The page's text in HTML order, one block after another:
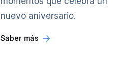
nuevo aniversario.
Saber más